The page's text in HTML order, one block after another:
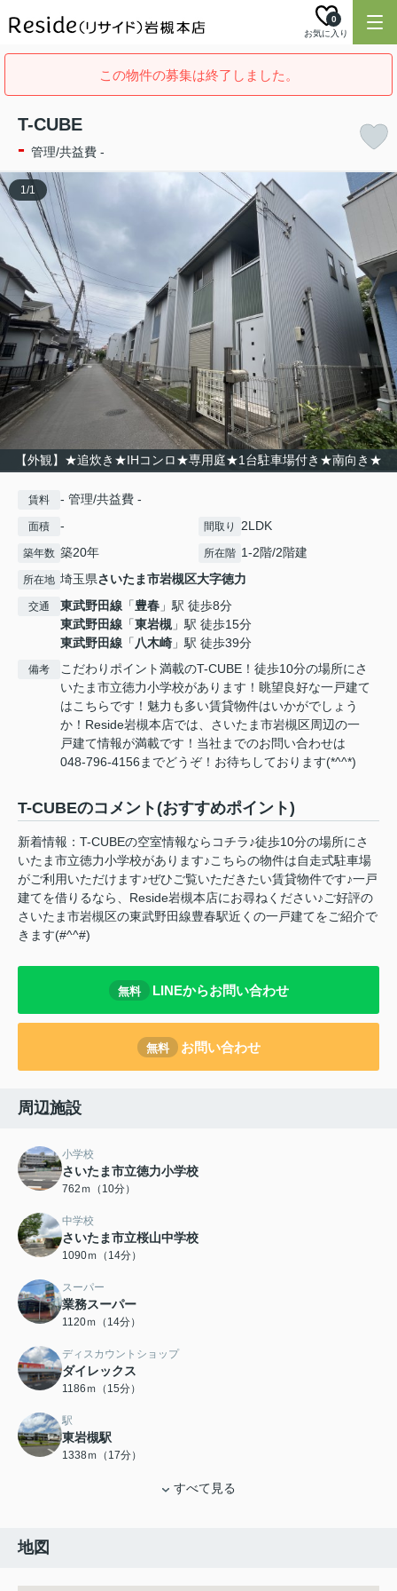
お気に入り
0
この物件の募集は終了しました。
T-CUBE
- 管理/共益費 -
【外観】★追炊き★IHコンロ★専用庭★1台駐車場付き★南向き★
1/1
賃料 - 管理/共益費 -
面積 - 間取り 2LDK
築年数 築20年 所在階 1-2階/2階建
所在地 埼玉県さいたま市岩槻区大字徳力
交通 東武野田線 「豊春 」駅 徒歩8分
東武野田線 「東岩槻 」駅 徒歩15分
東武野田線 「八木崎 」駅 徒歩39分
備考
こだわりポイント満載のT-CUBE！徒歩10分の場所にさ
いたま市立徳力小学校があります！眺望良好な一戸建て
はこちらです！魅力も多い賃貸物件はいかがでしょう
か！Reside岩槻本店では、さいたま市岩槻区周辺の一
戸建て情報が満載です！当社までのお問い合わせは
048-796-4156までどうぞ！お待ちしております(*^^*)
T-CUBEのコメント(おすすめポイント)
新着情報：T-CUBEの空室情報ならコチラ♪徒歩10分の場所にさ
いたま市立徳力小学校があります♪こちらの物件は自走式駐車場
がご利用いただけます♪ぜひご覧いただきたい賃貸物件です♪一戸
建てを借りるなら、Reside岩槻本店にお尋ねください♪ご好評の
さいたま市岩槻区の東武野田線豊春駅近くの一戸建てをご紹介で
きます(#^^#)
無料 LINEからお問い合わせ
無料 お問い合わせ
周辺施設
小学校
さいたま市立徳力小学校
762ｍ（10分）
中学校
さいたま市立桜山中学校
1090ｍ（14分）
スーパー
業務スーパー
1120ｍ（14分）
ディスカウントショップ
ダイレックス
1186ｍ（15分）
駅
東岩槻駅
1338ｍ（17分）
すべて見る
地図